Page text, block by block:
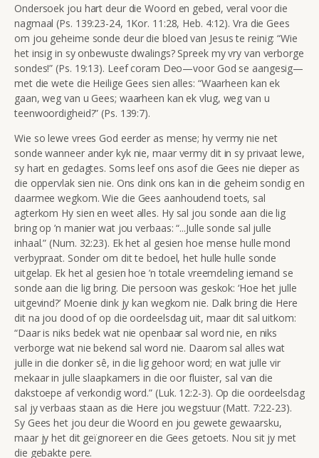
Ondersoek jou hart deur die Woord en gebed, veral voor die
nagmaal (Ps. 139:23-24, 1Kor. 11:28, Heb. 4:12). Vra die Gees
om jou geheime sonde deur die bloed van Jesus te reinig: “Wie
het insig in sy onbewuste dwalings? Spreek my vry van verborge
sondes!” (Ps. 19:13). Leef coram Deo—voor God se aangesig—
met die wete die Heilige Gees sien alles: “Waarheen kan ek
gaan, weg van u Gees; waarheen kan ek vlug, weg van u
teenwoordigheid?” (Ps. 139:7).
Wie so lewe vrees God eerder as mense;hy vermy nie net
sonde wanneer ander kyk nie, maar vermy dit in sy privaat lewe,
sy hart en gedagtes. Soms leef ons asof die Gees nie dieper as
die oppervlak sien nie. Ons dink ons kan in die geheim sondig en
daarmee wegkom. Wie die Gees aanhoudend toets, sal
agterkom Hy sien en weet alles. Hy sal jou sonde aan die lig
bring op ’n manier wat jou verbaas: “...Julle sonde sal julle
inhaal.” (Num. 32:23). Ek het al gesien hoe mense hulle mond
verbypraat. Sonder om dit te bedoel, het hulle hulle sonde
uitgelap. Ek het al gesien hoe ’n totale vreemdeling iemand se
sonde aan die lig bring. Die persoon was geskok: ‘Hoe het julle
uitgevind?’ Moenie dink jy kan wegkom nie. Dalk bring die Here
dit na jou dood of op die oordeelsdag uit, maar dit sal uitkom:
“Daar is niks bedek wat nie openbaar sal word nie, en niks
verborge wat nie bekend sal word nie. Daarom sal alles wat
julle in die donker sê, in die lig gehoor word; en wat julle vir
mekaar in julle slaapkamers in die oor fluister, sal van die
dakstoepe af verkondig word.” (Luk. 1 2:2-3). Op die oordeelsdag
sal jy verbaas staan as die Here jou wegstuur (Matt. 7:22-23).
Sy Gees het jou deur die Woord en jou gewete gewaarsku,
maar jy het dit geïgnoreer en die Gees getoets. Nou sit jy met
die gebakte pere.